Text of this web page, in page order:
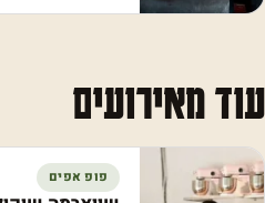
עוד מאירועים
פופ אפים